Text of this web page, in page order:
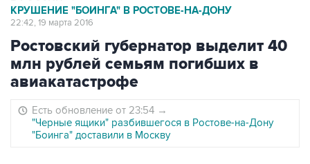
КРУШЕНИЕ "БОИНГА" В РОСТОВЕ-НА-ДОНУ
22:42, 19 марта 2016
Ростовский губернатор выделит 40
млн рублей семьям погибших в
авиакатастрофе
Есть обновление от 23:54 →
"Черные ящики" разбившегося в Ростове-на-Дону
"Боинга" доставили в Москву